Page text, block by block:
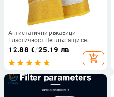
Антистатични ръкавици
Еластичност Неплъзгащи се
пръсти Електронни работни
защитни ръкавици Допълнителен
инструмент за заваряване
12.88 €/25.19 лв
add_shopping_cart